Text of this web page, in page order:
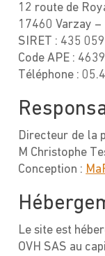
12 route de
17460 Varzay –
SIRET : 435
Code APE :
Téléphone :
Directeur de la
M Christophe
Conception :
Le site est
OVH SAS au